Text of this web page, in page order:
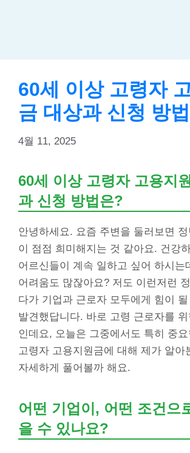
60세 이상 고령자
금 대상과 신청 방
4월 11, 2025
60세 이상 고령자 고용지
과 신청 방법은?
안녕하세요. 요즘 주변을 둘러보면
이 점점 희미해지는 것 같아요. 건강
어르신들이 계속 일하고 싶어 하시는
어려움도 많잖아요? 저도 이런저런
다가 기업과 근로자 모두에게 힘이
발견했답니다. 바로 고령 근로자를
인데요, 오늘은 그중에서도 특히 중
고령자 고용지원금에 대해 제가 알아
자세하게 풀어볼까 해요.
어떤 기업이, 어떤 조건으
을 수 있나요?